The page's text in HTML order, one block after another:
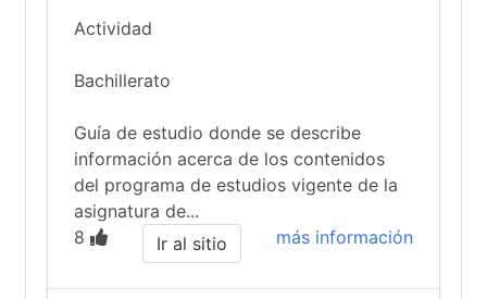
Actividad
Bachillerato
Guía de estudio donde se describe
información acerca de los contenidos
del programa de estudios vigente de la
asignatura de...
8
más información
Ir al sitio